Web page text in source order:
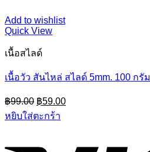
Add to wishlist
Quick View
เนื้อสไลด์
เนื้อวัว สันไหล่ สไลด์ 5mm. 100 กรัม
฿99.00 Original
price
was:
฿59.00Current
price
หยิบใส่ตะกร้า